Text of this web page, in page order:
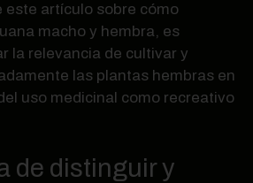
este artículo sobre cómo
macho y hembra, es
la relevancia de cultivar y
las plantas hembras en
uso medicinal como recreativo
de distinguir y